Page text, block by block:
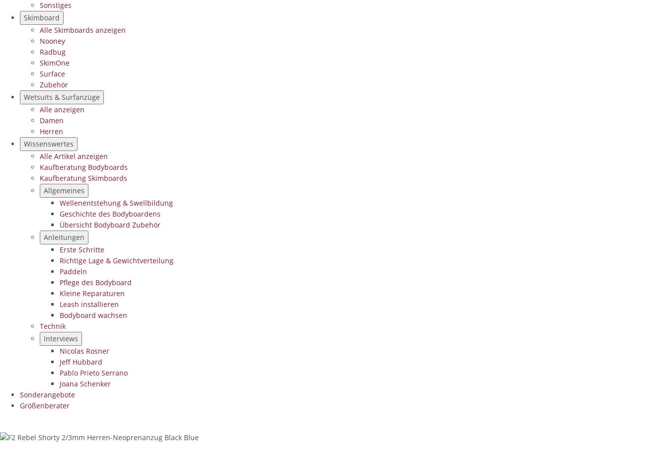
Sonstiges
Skimboard
Alle Skimboards anzeigen
Nooney
Radbug
SkimOne
Surface
Zubehör
Wetsuits & Surfanzüge
Alle anzeigen
Damen
Herren
Wissenswertes
Alle Artikel anzeigen
Kaufberatung Bodyboards
Kaufberatung Skimboards
Allgemeines
Wellenentstehung & Swellbildung
Geschichte des Bodyboardens
Übersicht Bodyboard Zubehör
Anleitungen
Erste Schritte
Richtige Lage & Gewichtverteilung
Paddeln
Pflege des Bodyboard
Kleine Reparaturen
Leash installieren
Bodyboard wachsen
Technik
Interviews
Nicolas Rosner
Jeff Hubbard
Pablo Prieto Serrano
Joana Schenker
Sonderangebote
Größenberater